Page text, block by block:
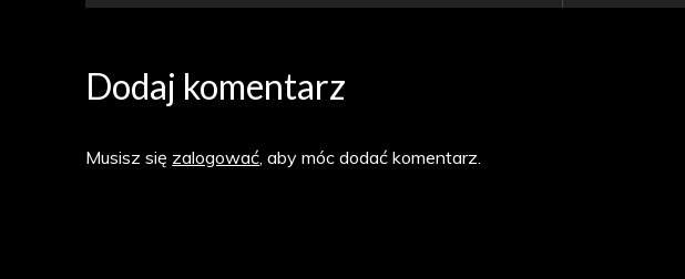
Dodaj komentarz
Musisz się zalogować , aby móc dodać komentarz.